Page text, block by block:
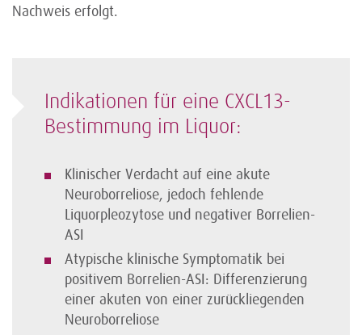
Nachweis erfolgt.
Indikationen für eine CXCL13-
Bestimmung im Liquor:
Klinischer Verdacht auf eine akute
Neuroborreliose, jedoch fehlende
Liquorpleozytose und negativer Borrelien-
ASI
Atypische klinische Symptomatik bei
positivem Borrelien-ASI: Differenzierung
einer akuten von einer zurückliegenden
Neuroborreliose